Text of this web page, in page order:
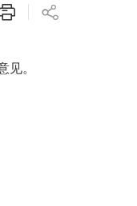
见。